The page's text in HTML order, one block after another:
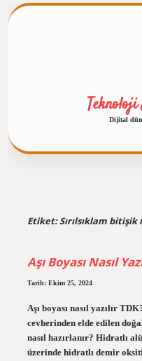
Dijital
Etiket:Sırılsıklam bitişik
Aşı Boyası Nasıl
Tarih: Ekim 25, 2024
Aşı boyası nasıl yazılır
cevherinden elde edilen
nasıl hazırlanır? Hidratlı
üzerinde hidratlı demir